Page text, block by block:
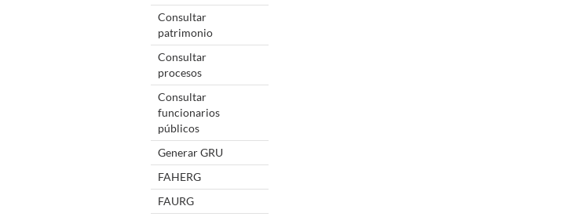
Consultar
patrimonio
Consultar
procesos
Consultar
funcionarios
públicos
Generar GRU
FAHERG
FAURG